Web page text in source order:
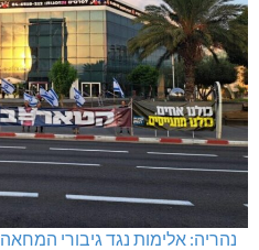
נהריה: אלימות נגד גיבורי המחאה